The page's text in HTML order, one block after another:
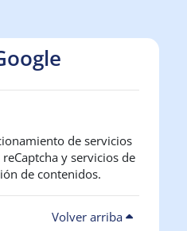
de servicios
y servicios de
de contenidos.
Volver arriba